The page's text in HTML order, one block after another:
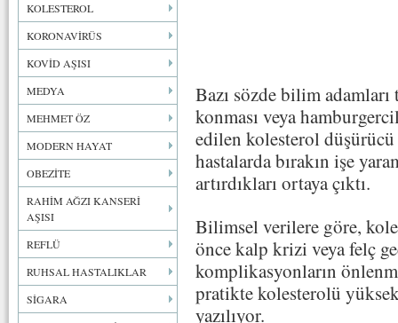
KOLESTEROL
KORONAVİRÜS
KOVİD AŞISI
MEDYA
MEHMET ÖZ
MODERN HAYAT
OBEZİTE
RAHİM AĞZI KANSERİ
AŞISI
REFLÜ
RUHSAL HASTALIKLAR
SİGARA
Bazı sözde bilim adamları
konması veya
edilen kolesterol düşürücü
hastalarda bırakın işe
artırdıkları ortaya çıktı.
Bilimsel verilere göre,
önce kalp krizi veya felç
komplikasyonların
pratikte kolesterolü
yazılıyor.